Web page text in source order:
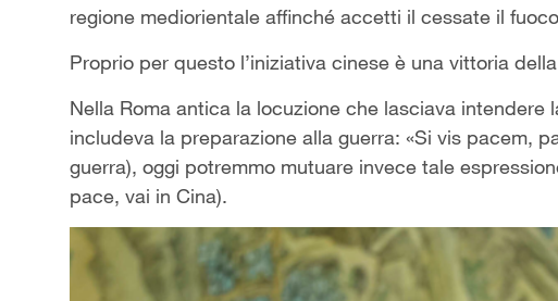
regione mediorientale affinché accetti il cessate il
Proprio per questo l’iniziativa cinese è una vittoria
Nella Roma antica la locuzione che lasciava intendere
includeva la preparazione alla guerra: «Si vis pacem,
guerra), oggi potremmo mutuare invece tale
pace, vai in Cina).